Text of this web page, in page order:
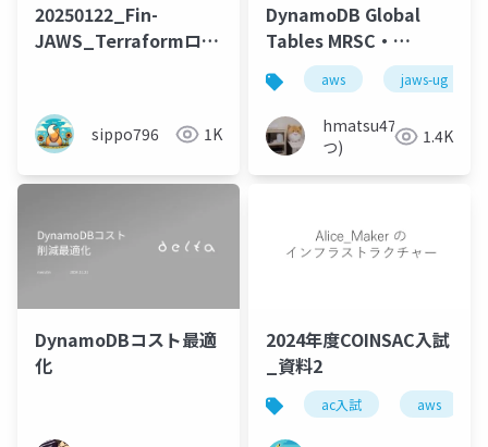
20250122_Fin-
JAWS_Terraformロッ
た話
sippo796 1K
DynamoDB Global
Tables MRSC・
pgvector 0.8.0・
caching_sha2_password
関連アップデート
aws jaws-ug
hmatsu47(ま
つ)
1.4K
DynamoDBコスト最適
化
2024年度COINSAC入試
_資料2
ac入試 aws